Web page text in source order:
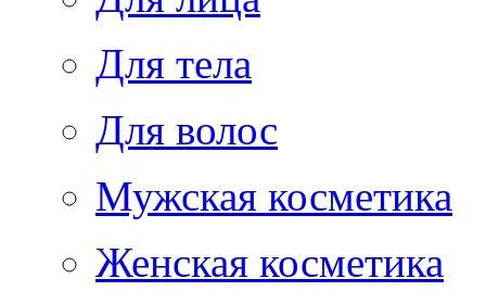
Для тела
Для волос
Мужская косметика
Женская косметика